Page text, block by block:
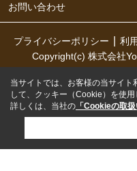
お問い合わせ
プライバシーポリシー 利
Copyright(c) 株式会社
当サイトでは、お客様の当サイト
して、クッキー（Cookie）を使用
詳しくは、当社の 「Cookieの取